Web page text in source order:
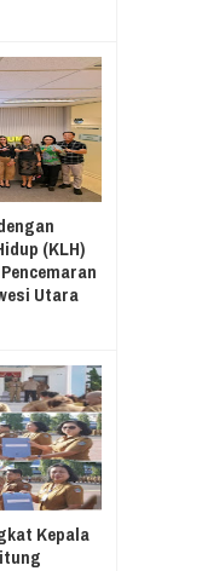
(KLH)
Utara
Kepala